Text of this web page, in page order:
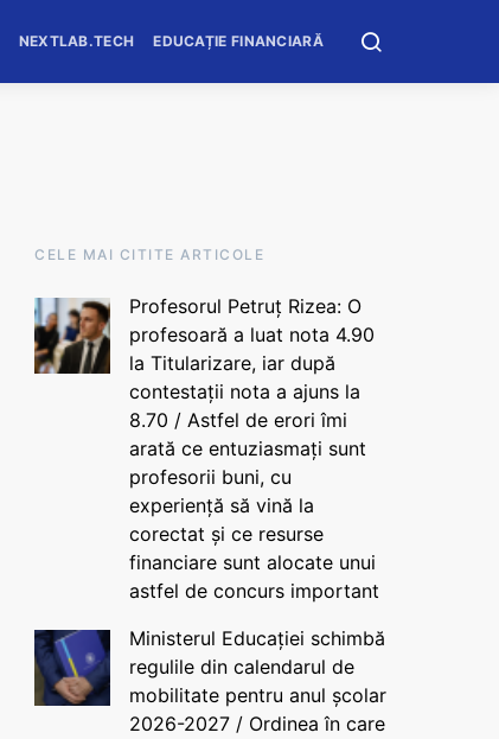
NEXTLAB.TECH EDUCAȚIE FINANCIARĂ
CELE MAI CITITE ARTICOLE
Profesorul Petruț Rizea: O
profesoară a luat nota 4.90
la Titularizare, iar după
contestații nota a ajuns la
8.70 / Astfel de erori îmi
arată ce entuziasmați sunt
profesorii buni, cu
experiență să vină la
corectat și ce resurse
financiare sunt alocate unui
astfel de concurs important
Ministerul Educației schimbă
regulile din calendarul de
mobilitate pentru anul școlar
2026-2027 / Ordinea în care